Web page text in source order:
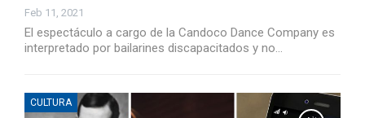
Feb 11, 2021
El espectáculo a cargo de la Candoco Dance Company es
interpretado por bailarines discapacitados y no…
CULTURA